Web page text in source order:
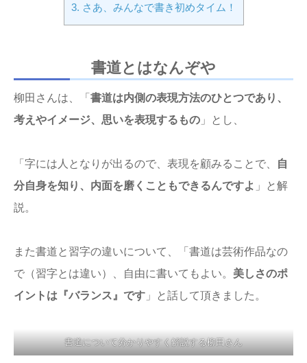
3. さあ、みんなで書き初めタイム！
書道とはなんぞや
柳田さんは、「 書道は内側の表現方法のひとつであり、
考えやイメージ、思いを表現するもの 」とし、
「字には人となりが出るので、表現を顧みることで、
自
分自身を知り、内面を磨くこともできるんですよ 」と解
説。
また書道と習字の違いについて、「書道は芸術作品なの
で（習字とは違い）、自由に書いてもよい。 美しさのポ
イントは『バランス』です 」と話して頂きました。
書道について分かりやすく解説する柳田さん